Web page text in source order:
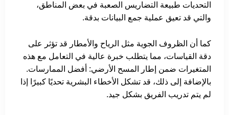
التحديات طبيعة التضاريس الصعبة في بعض المناطق،
والتي قد تعيق عملية جمع البيانات بدقة.
كما أن الظروف الجوية مثل الرياح والأمطار قد تؤثر على
دقة القياسات، مما يتطلب خبرة عالية في التعامل مع هذه
المتغيرات ضمن إطار المسح الأرضي: أفضل الممارسات.
بالإضافة إلى ذلك، قد تشكل الأخطاء البشرية تحديًا كبيرًا إذا
لم يتم تدريب الفريق بشكل جيد.